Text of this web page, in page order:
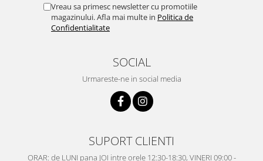
Vreau sa primesc newsletter cu promotiile
magazinului. Afla mai multe in Politica de
Confidentialitate
SOCIAL
Urmareste-ne in social media
SUPORT CLIENTI
ORAR: de LUNI pana JOI intre orele 12:30-18:30, VINERI 09:00 -